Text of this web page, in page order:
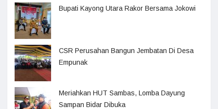
Bupati Kayong Utara Rakor Bersama Jokowi
CSR Perusahan Bangun Jembatan Di Desa
Empunak
Meriahkan HUT Sambas, Lomba Dayung
Sampan Bidar Dibuka